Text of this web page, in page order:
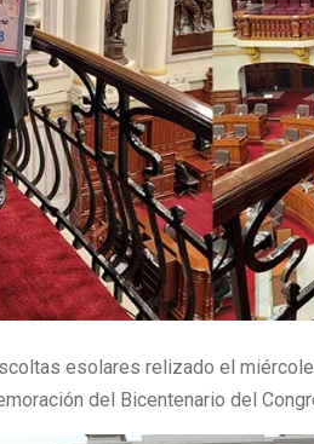
esolares relizado el
del Bicentenario del